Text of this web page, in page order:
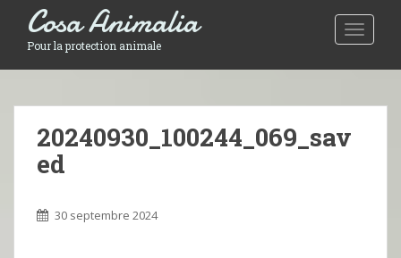
Toggle
Cosa Animalia
Pour la protection animale
20240930_100244_069_sav
ed
30 septembre 2024